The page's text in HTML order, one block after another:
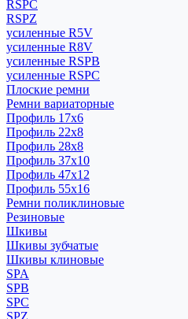
RSPC
RSPZ
усиленные R5V
усиленные R8V
усиленные RSPB
усиленные RSPC
Плоские ремни
Ремни вариаторные
Профиль 17x6
Профиль 22x8
Профиль 28x8
Профиль 37x10
Профиль 47x12
Профиль 55x16
Ремни поликлиновые
Резиновые
Шкивы
Шкивы зубчатые
Шкивы клиновые
SPA
SPB
SPC
SPZ